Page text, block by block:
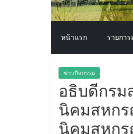
เพื่อ
พัฒนา
คุณภาพ
ชีวิต
หน้าแรก รายกา
ข่าวกิจกรรม
อธิบดีกรม
นิคมสหกร
นิคมสหกร